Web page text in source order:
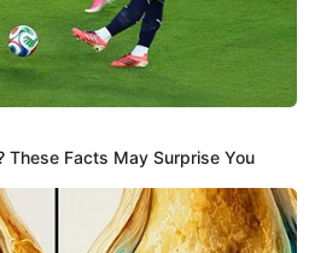
"No sabes lo que pasó
shot
hace el reto del shot en el